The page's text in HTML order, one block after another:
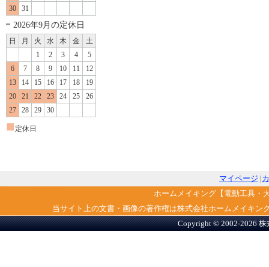
30
31
2026年9月の定休日
日 月 火 水 木 金
土
1
2 3 4
5
6
7 8 9 10 11
12
13
14 15 16 17 18
19
20
21 22 23 24 25
26
27
28 29 30
■ 定休日
マイページ |
ホームメイキング【電動工具・
当サイト上の文書・画像の著作権は株式会社ホームメイキ
Copyright © 2002-2026